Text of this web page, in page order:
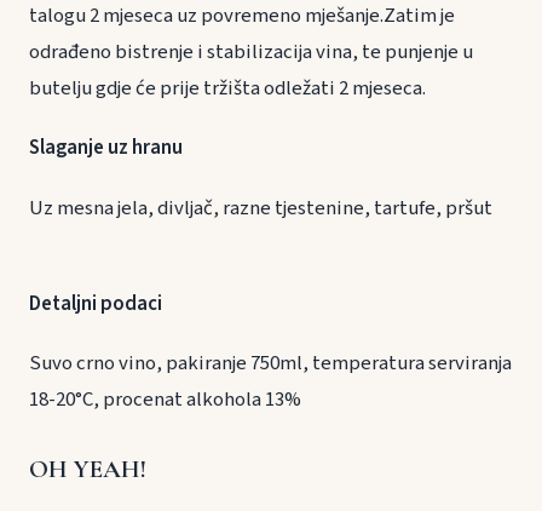
talogu 2 mjeseca uz povremeno mješanje.Zatim je
odrađeno bistrenje i stabilizacija vina, te punjenje u
butelju gdje će prije tržišta odležati 2 mjeseca.
Slaganje uz hranu
Uz mesna jela, divljač, razne tjestenine, tartufe, pršut
Detaljni podaci
Suvo crno vino, pakiranje 750ml, temperatura serviranja
18-20°C, procenat alkohola 13%
OH YEAH!